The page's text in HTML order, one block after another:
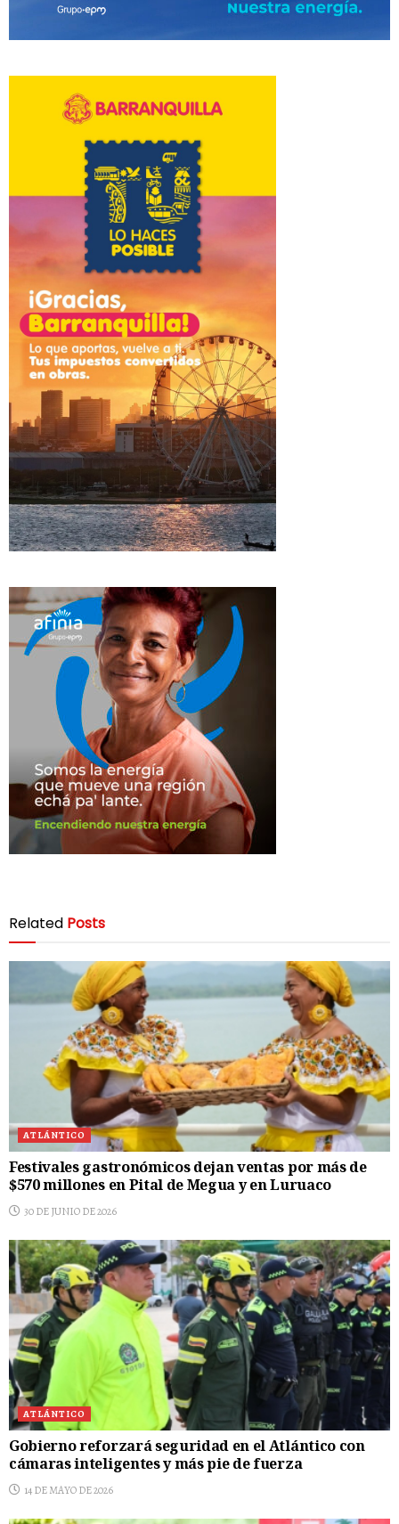
Related Posts
ATLÁNTICO
Festivales gastronómicos dejan ventas por más de
$570 millones en Pital de Megua y en Luruaco
30 DE JUNIO DE 2026
ATLÁNTICO
Gobierno reforzará seguridad en el Atlántico con
cámaras inteligentes y más pie de fuerza
14 DE MAYO DE 2026